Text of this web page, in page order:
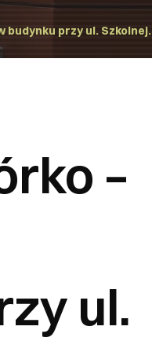
przy ul. Szkolnej.
–
ul.